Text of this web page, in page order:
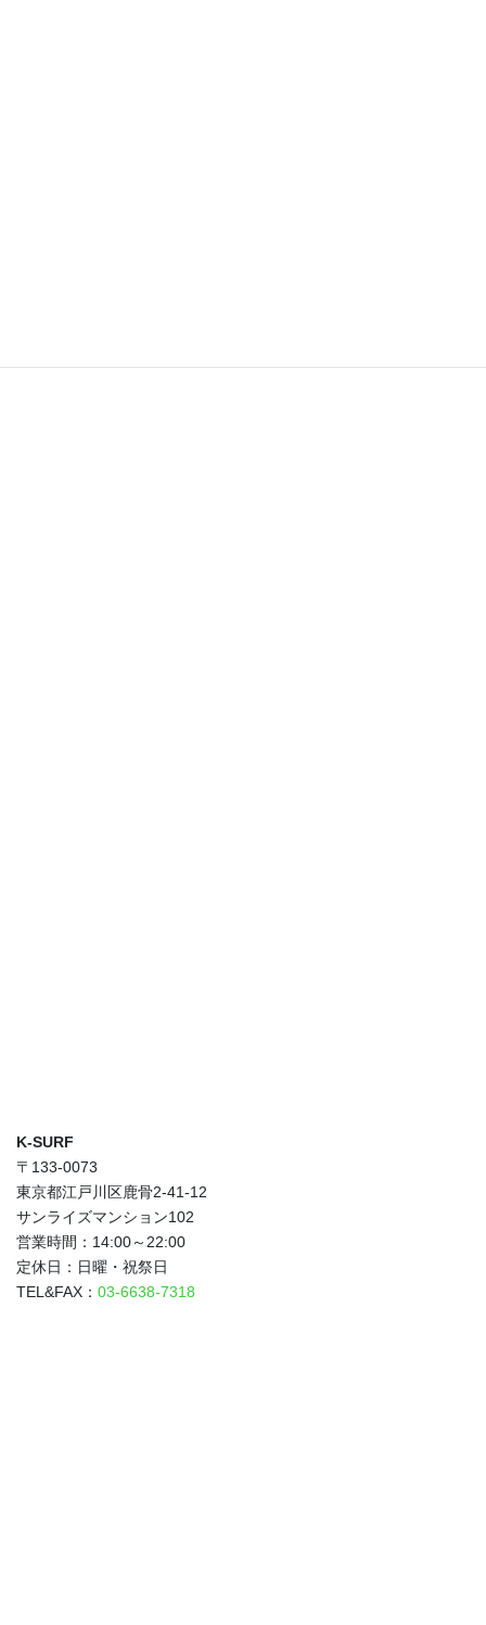
K-SURF
〒133-0073
東京都江戸川区鹿骨2-41-12
サンライズマンション102
営業時間：14:00～22:00
定休日：日曜・祝祭日
TEL&FAX： 03-6638-7318